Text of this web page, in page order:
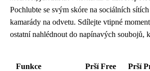
Pochlubte se svým skóre na sociálních
kamarády na odvetu. Sdílejte vtipné
ostatní nahlédnout do napínavých soubojů,
Funkce Prší Free Prší